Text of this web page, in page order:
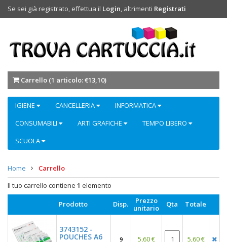
Se sei già registrato, effettua il Login, altrimenti Registrati
Carrello (1 articolo: €13,10)
IGIENE CANCELLERIA
INFORMATICA
CONSUMABILI
ARTI GRAFICHE
TEMPO LIBERO
SCUOLA
Home
Carrello
Il tuo carrello contiene 1 elemento
Prodotto Disp.
Prezzo
unitario
Qta Totale
3743152 -
POUCHES A6 9 5,60 € 5,60 €